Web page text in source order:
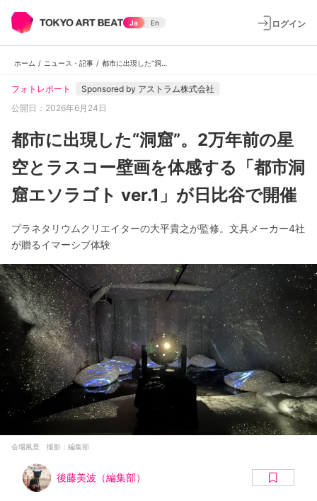
Ja En ログイン
ホーム / ニュース・記事 /
フォトレポート Sponsored by アストラム株式会社
公開日：2026年6月24日
都市に出現した“洞窟”。2万年前の星
空とラスコー壁画を体感する「都市洞
窟エソラゴト ver.1」が日比谷で開催
プラネタリウムクリエイターの大平貴之が監修。文具メーカー4社
が贈るイマーシブ体験
会場風景 撮影：編集部
後藤美波（編集部）